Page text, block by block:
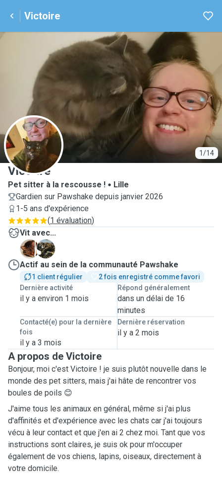
Victoire
1/14
V
Victoire
Pet sitter à la rescousse !
Lille
Gardien sur Pawshake depuis janvier 2026
1-5 ans d'expérience
(1 évaluation)
Vit avec...
S
Z
Actif au sein de la communauté Pawshake
1 client régulier
2 fois enregistré comme favori
Dernière activité
il y a environ 1 mois
Répond généralement
dans un délai de 16
minutes
Contacté(e) pour la dernière
fois
il y a 3 mois
Dernière réservation
il y a 2 mois
A propos de Victoire
Bonjour, moi c'est Victoire ! je suis plutôt nouvelle dans le
monde des pet sitters, mais j'ai hâte de rencontrer vos
boules de poils 😊
J'aime tous les animaux en général, même si j'ai plus
d'affinités et d'expérience avec les chats car j'ai toujours
vécu à leur contact et que j'en ai 2 chez moi. Tant que vos
instructions sont claires, je suis ok pour m'occuper
également de vos chiens, lapins, oiseaux, directement à
votre domicile.